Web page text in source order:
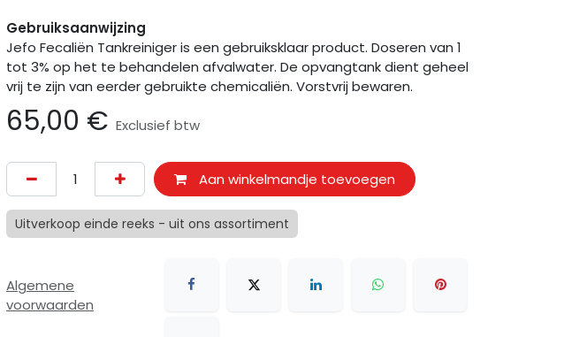
Gebruiksaanwijzing
Jefo Fecaliën Tankreiniger is een gebruiksklaar product. Doseren van 1
tot 3% op het te behandelen afvalwater. De opvangtank dient geheel
vrij te zijn van eerder gebruikte chemicaliën. Vorstvrij bewaren.
65,00 € Exclusief btw
Aan winkelmandje toevoegen
Uitverkoop einde reeks - uit ons assortiment
Algemene
voorwaarden